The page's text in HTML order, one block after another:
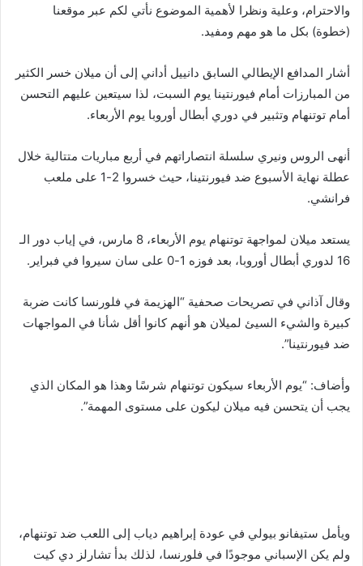
والاحترام، وعلية ونظرا لأهمية الموضوع نأتي لكم عبر موقعنا
(خطوة) بكل ما هو مهم ومفيد.
أشار المدافع الإيطالي السابق دانييل أداني إلى أن ميلان خسر الكثير
من المبارزات أمام فيورنتينا يوم السبت، لذا سيتعين عليهم التحسن
أمام توتنهام وتثبير في دوري أبطال أوروبا يوم الأربعاء.
أنهى الروس ونيري سلسلة انتصاراتهم في أربع مباريات متتالية خلال
عطلة نهاية الأسبوع ضد فيورنتينا، حيث خسروا 2-1 على ملعب
فرانشي.
يستعد ميلان لمواجهة توتنهام يوم الأربعاء، 8 مارس، في إياب دور الـ
16 لدوري أبطال أوروبا، بعد فوزه 1-0 على سان سيروا في فبراير.
وقال آذاني في تصريحات صحفية “الهزيمة في فلورنسا كانت ضربة
كبيرة والشيء السيئ لميلان هو أنهم كانوا أقل شأنا في المواجهات
ضد فيورنتينا”.
وأضاف: “يوم الأربعاء سيكون توتنهام شرسًا وهذا هو المكان الذي
يجب أن يتحسن فيه ميلان ليكون على مستوى المهمة”.
ويأمل ستيفانو بيولي في عودة إبراهيم دياب إلى اللعب ضد توتنهام،
ولم يكن الإسباني موجودًا في فلورنسا، لذلك بدأ تشارلز دي كيت